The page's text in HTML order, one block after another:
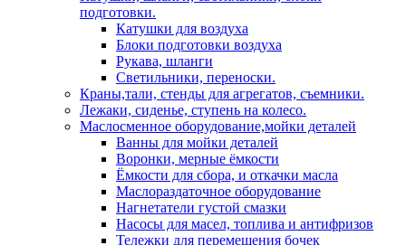
подготовки.
Катушки для воздуха
Блоки подготовки воздуха
Рукава, шланги
Светильники, переноски.
Краны,тали, стенды для агрегатов, съемники.
Лежаки, сиденье, ступень на колесо.
Маслосменное оборудование,мойки деталей
Ванны для мойки деталей
Воронки, мерные ёмкости
Ёмкости для сбора, и откачки масла
Маслораздаточное оборудование
Нагнетатели густой смазки
Насосы для масел, топлива и антифризов
Тележки для перемещения бочек